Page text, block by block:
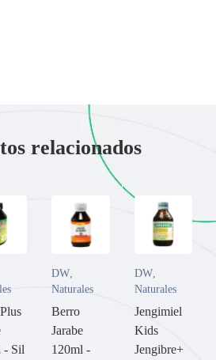
relacionados
- Sil
DW
Naturales
Berro
Jarabe
120ml -
DW,
Naturales
Jengimiel
Kids
Jengibre+